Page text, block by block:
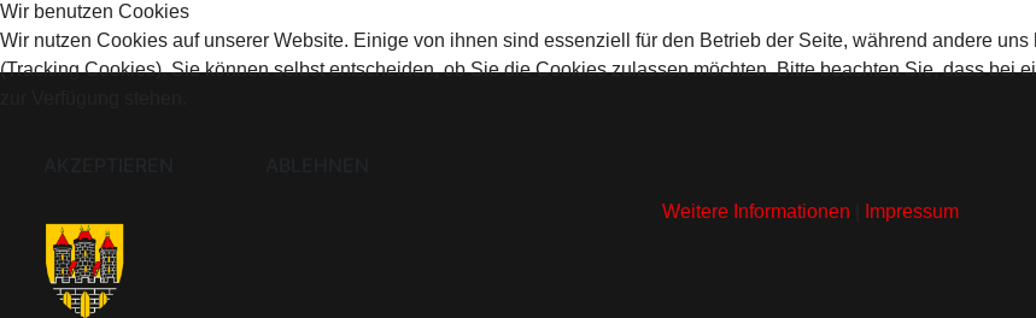
Wir benutzen Cookies
Wir nutzen Cookies auf unserer Website. Einige von ihnen sind essenziell für den Betrieb der Seite, während andere
(Tracking Cookies). Sie können selbst entscheiden, ob Sie die Cookies zulassen möchten. Bitte beachten Sie, dass bei
Weitere Informationen Impressum